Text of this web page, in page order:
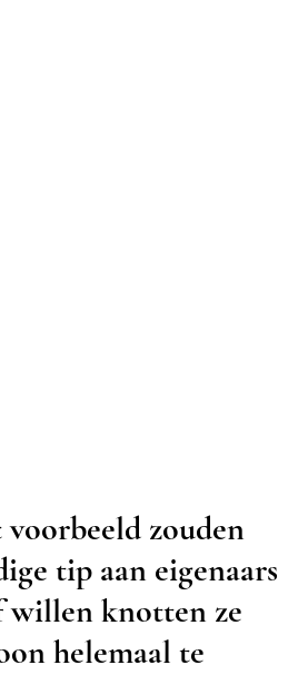
zouden
tip aan eigenaars
willen knotten ze
helemaal te